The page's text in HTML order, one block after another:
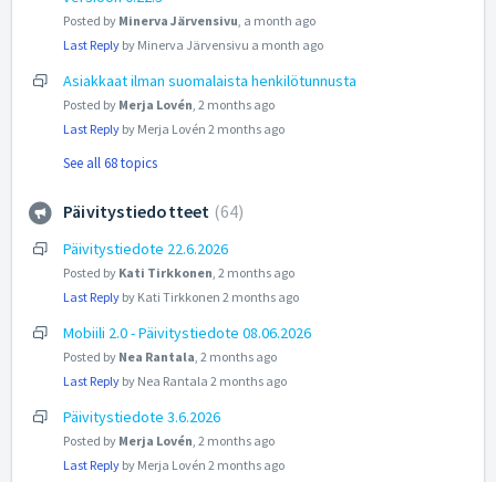
Posted by Minerva Järvensivu a month ago
Last Reply by Minerva Järvensivu a month ago
Asiakkaat ilman suomalaista henkilötunnusta
Posted by Merja Lovén 2 months ago
Last Reply by Merja Lovén 2 months ago
See all 68 topics
Päivitystiedotteet 64
Päivitystiedote 22.6.2026
Posted by Kati Tirkkonen 2 months ago
Last Reply by Kati Tirkkonen 2 months ago
Mobiili 2.0 - Päivitystiedote 08.06.2026
Posted by Nea Rantala 2 months ago
Last Reply by Nea Rantala 2 months ago
Päivitystiedote 3.6.2026
Posted by Merja Lovén 2 months ago
Last Reply by Merja Lovén 2 months ago